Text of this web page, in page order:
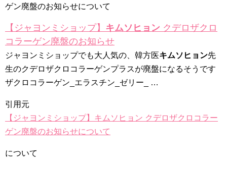
キム・ユジョン、美しいセルフショットで近況を伝える“会いた
キム・ユジョン、新ドラマ「まず熱く掃除せよ」に出演確
幻の王女チャミョンゴ エンディング
YUCHUN ♥ LOVE 15 「成均館 5話」
[Fan MV]七日の王妃(7일의 왕비)OST – 정기고 (Junggigo) – 그
리고 그려도 (Miss You In My Heart)
俳優カン・ギヨン、突然の熱愛宣言…「キム秘書がなぜそう
Powered by livedoor 相互RSS
ゲン廃盤のお知らせについて
【ジャヨンミショップ】 キムソヒョン クデロザクロ
コラーゲン廃盤のお知らせ
ジャヨンミショップでも大人気の、韓方医キムソヒョン先
生のクデロザクロコラーゲンプラスが廃盤になるそうです
ザクロコラーゲン_エラスチン_ゼリー_ …
引用元
【ジャヨンミショップ】キムソヒョン クデロザクロコラー
ゲン廃盤のお知らせについて
について